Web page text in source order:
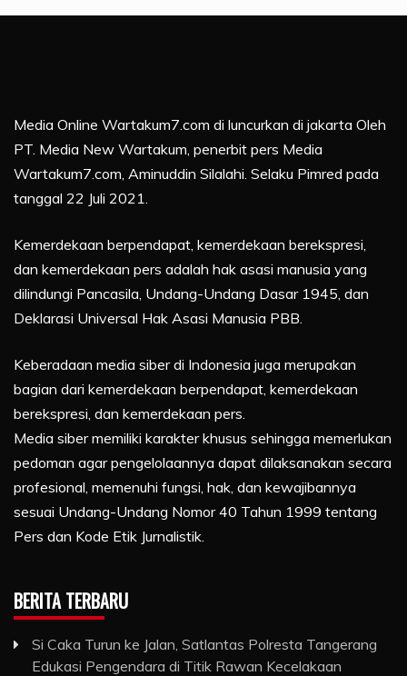
Media Online Wartakum7.com di luncurkan di jakarta Oleh
PT. Media New Wartakum, penerbit pers Media
Wartakum7.com, Aminuddin Silalahi. Selaku Pimred pada
tanggal 22 Juli 2021.
Kemerdekaan berpendapat, kemerdekaan berekspresi,
dan kemerdekaan pers adalah hak asasi manusia yang
dilindungi Pancasila, Undang-Undang Dasar 1945, dan
Deklarasi Universal Hak Asasi Manusia PBB.
Keberadaan media siber di Indonesia juga merupakan
bagian dari kemerdekaan berpendapat, kemerdekaan
berekspresi, dan kemerdekaan pers.
Media siber memiliki karakter khusus sehingga memerlukan
pedoman agar pengelolaannya dapat dilaksanakan secara
profesional, memenuhi fungsi, hak, dan kewajibannya
sesuai Undang-Undang Nomor 40 Tahun 1999 tentang
Pers dan Kode Etik Jurnalistik.
BERITA TERBARU
Si Caka Turun ke Jalan, Satlantas Polresta Tangerang
Edukasi Pengendara di Titik Rawan Kecelakaan